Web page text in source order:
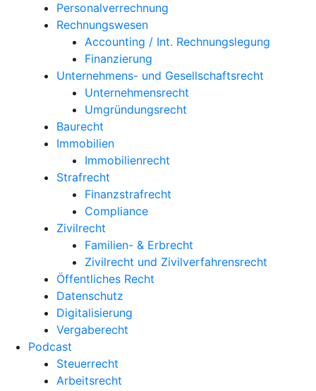
Personalverrechnung
Rechnungswesen
Accounting / Int. Rechnungslegung
Finanzierung
Unternehmens- und Gesellschaftsrecht
Unternehmensrecht
Umgründungsrecht
Baurecht
Immobilien
Immobilienrecht
Strafrecht
Finanzstrafrecht
Compliance
Zivilrecht
Familien- & Erbrecht
Zivilrecht und Zivilverfahrensrecht
Öffentliches Recht
Datenschutz
Digitalisierung
Vergaberecht
Podcast
Steuerrecht
Arbeitsrecht